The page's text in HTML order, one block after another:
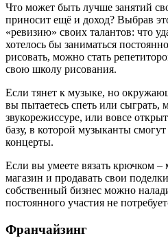
Что может быть лучше занятий
приносит ещё и доход? Выбрав
«ревизию» своих талантов: что
хотелось бы заниматься
рисовать, можно стать
свою школу рисования.
Если тянет к музыке, но
вы пытаетесь спеть или сыграть,
звукорежиссуре, или вовсе
базу, в которой музыканты
концерты.
Если вы умеете вязать крючком –
магазин и продавать свои
собственный бизнес можно
постоянного участия не
Франчайзинг